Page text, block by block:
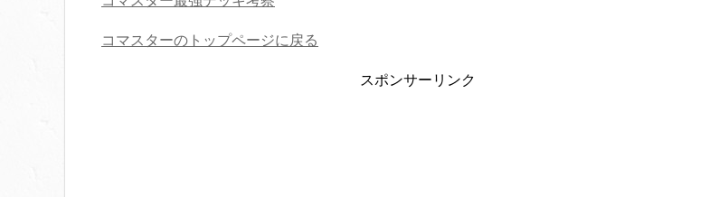
コマスターのトップページに戻る
スポンサーリンク